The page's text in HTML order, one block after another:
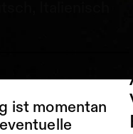
ist momentan